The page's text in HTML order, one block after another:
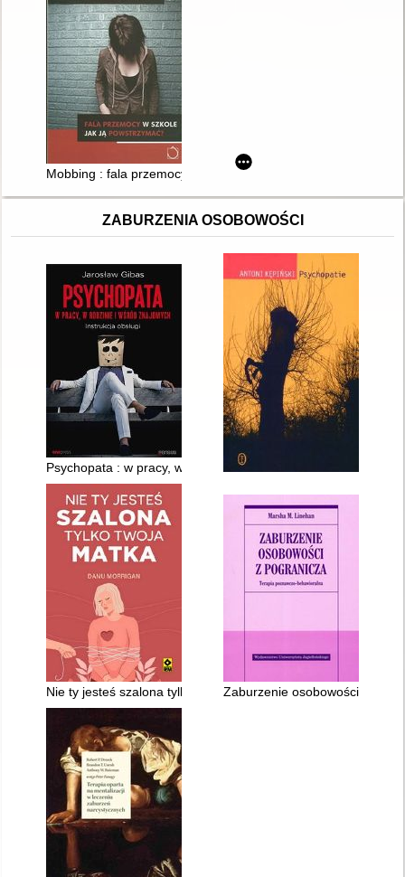
Mobbing : fala przemocy w szkole jak ją powstrzymać?
ZABURZENIA OSOBOWOŚCI
Psychopata : w pracy, w rodzinie i wśród znajomych :
Nie ty jesteś szalona tylko twoja matkaZaburzenie osobowości z